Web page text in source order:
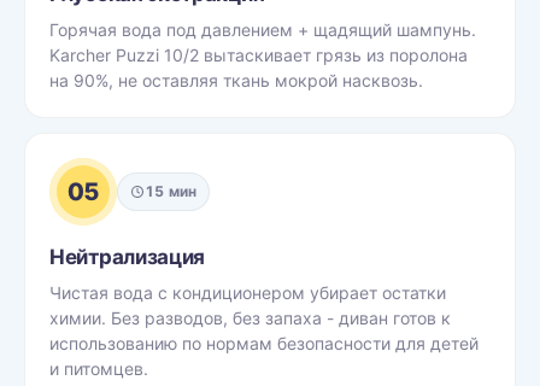
Горячая вода под давлением + щадящий шампунь.
Karcher Puzzi 10/2 вытаскивает грязь из поролона
на 90%, не оставляя ткань мокрой насквозь.
05 15 мин
Нейтрализация
Чистая вода с кондиционером убирает остатки
химии. Без разводов, без запаха - диван готов к
использованию по нормам безопасности для детей
и питомцев.